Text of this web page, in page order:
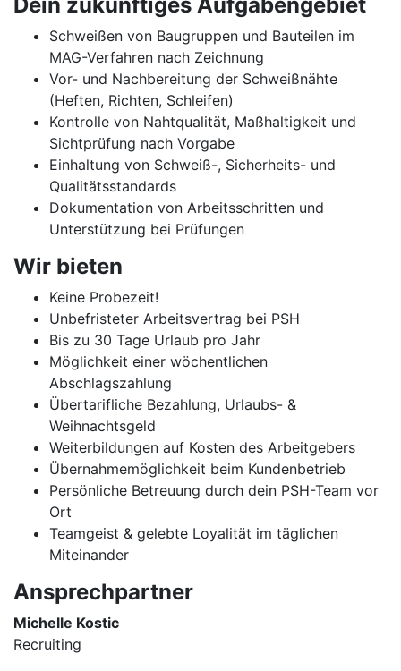
Schweißen von Baugruppen und Bauteilen im
MAG-Verfahren nach Zeichnung
Vor- und Nachbereitung der Schweißnähte
(Heften, Richten, Schleifen)
Kontrolle von Nahtqualität, Maßhaltigkeit und
Sichtprüfung nach Vorgabe
Einhaltung von Schweiß-, Sicherheits- und
Qualitätsstandards
Dokumentation von Arbeitsschritten und
Unterstützung bei Prüfungen
Wir bieten
Keine Probezeit!
Unbefristeter Arbeitsvertrag bei PSH
Bis zu 30 Tage Urlaub pro Jahr
Möglichkeit einer wöchentlichen
Abschlagszahlung
Übertarifliche Bezahlung, Urlaubs- &
Weihnachtsgeld
Weiterbildungen auf Kosten des Arbeitgebers
Übernahmemöglichkeit beim Kundenbetrieb
Persönliche Betreuung durch dein PSH-Team vor
Ort
Teamgeist & gelebte Loyalität im täglichen
Miteinander
Ansprechpartner
Michelle Kostic
Recruiting